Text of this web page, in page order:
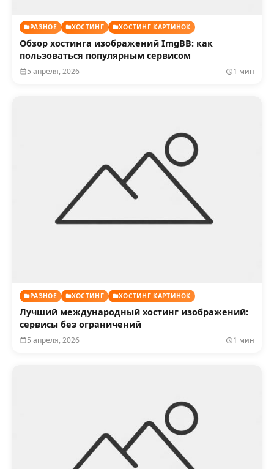
РАЗНОЕ ХОСТИНГ ХОСТИНГ КАРТИНОК
Обзор хостинга изображений ImgBB: как
пользоваться популярным сервисом
5 апреля, 2026 1 мин
РАЗНОЕ ХОСТИНГ ХОСТИНГ КАРТИНОК
Лучший международный хостинг изображений:
сервисы без ограничений
5 апреля, 2026 1 мин